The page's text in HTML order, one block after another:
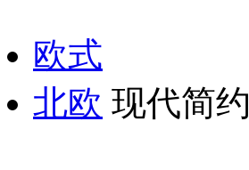
欧式
北欧 现代简约